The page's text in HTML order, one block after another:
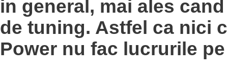
in general, mai ales
de tuning. Astfel ca nici
Power nu fac lucrurile